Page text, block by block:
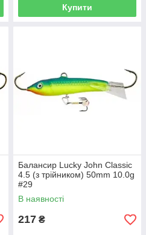
Купити
Балансир Lucky John Classic
4.5 (з трійником) 50mm 10.0g
#29
В наявності
217 ₴